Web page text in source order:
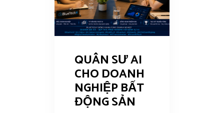
QUÂN SƯ AI
CHO DOANH
NGHIỆP BẤT
ĐỘNG SẢN